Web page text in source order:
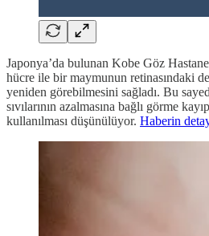
Japonya’da bulunan Kobe Göz
hücre ile bir maymunun retinasındaki
yeniden görebilmesini sağladı. Bu
sıvılarının azalmasına bağlı görme
kullanılması düşünülüyor. Haberin